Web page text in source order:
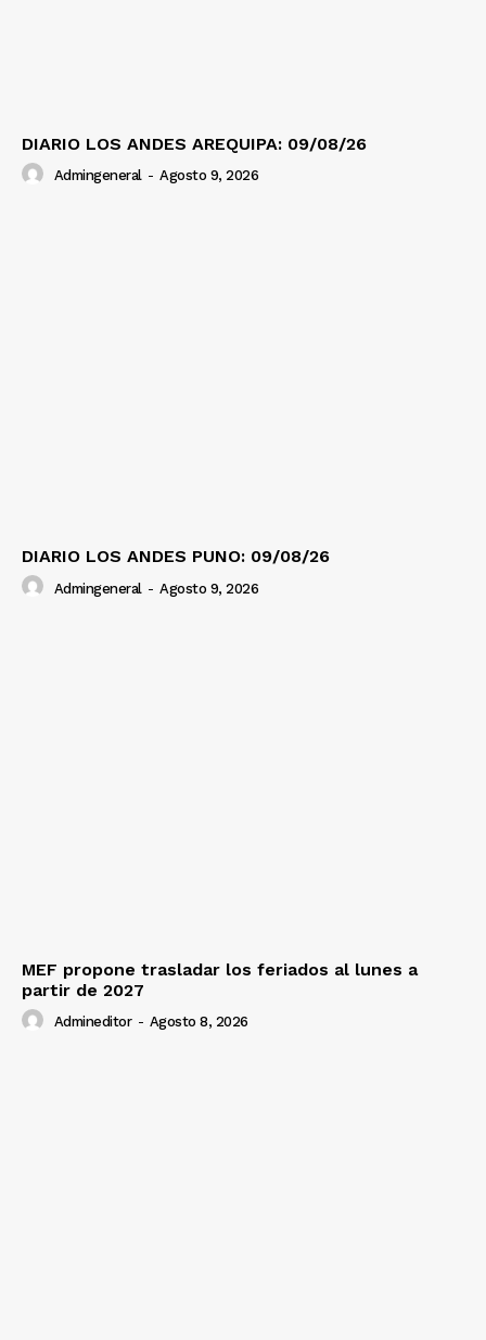
DIARIO LOS ANDES AREQUIPA: 09/08/26
Admingeneral - Agosto 9, 2026
DIARIO LOS ANDES PUNO: 09/08/26
Admingeneral - Agosto 9, 2026
MEF propone trasladar los feriados al lunes a
partir de 2027
Admineditor - Agosto 8, 2026